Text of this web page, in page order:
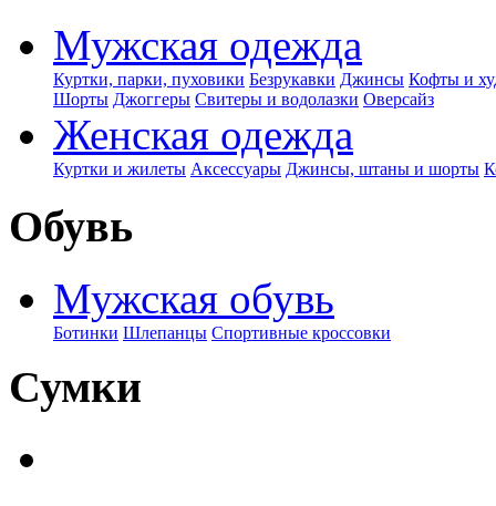
Мужская одежда
Куртки, парки, пуховики Безрукавки Джинсы Кофты и
Шорты Джоггеры Свитеры и водолазки Оверсайз
Женская одежда
Куртки и жилеты Аксессуары Джинсы, штаны и шорты
Обувь
Мужская обувь
Ботинки Шлепанцы Спортивные кроссовки
Сумки